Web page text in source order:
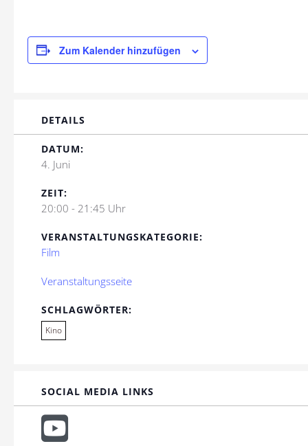
Zum Kalender hinzufügen
DETAILS
DATUM:
4. Juni
ZEIT:
20:00 - 21:45 Uhr
VERANSTALTUNGSKATEGORIE:
Film
Veranstaltungsseite
SCHLAGWÖRTER:
Kino
SOCIAL MEDIA LINKS